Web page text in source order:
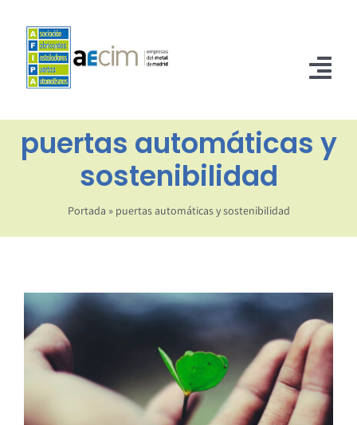
contenido
INICIO
ASOCIADOS
NORMATIVA
CONTACTO
puertas automáticas y
sostenibilidad
Portada » puertas automáticas y sostenibilidad